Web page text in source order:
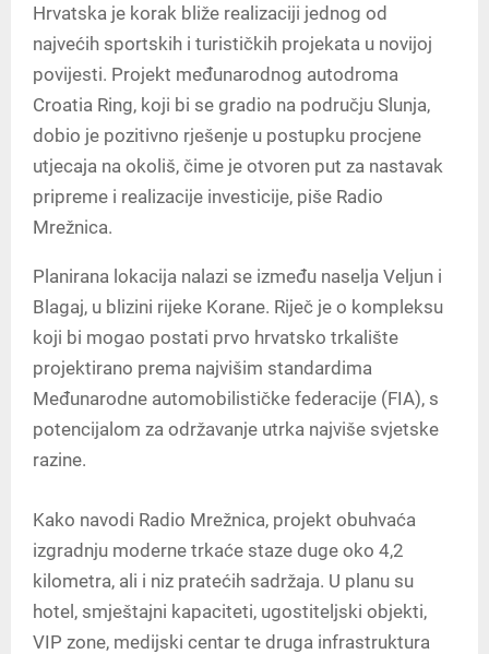
Hrvatska je korak bliže realizaciji jednog od
najvećih sportskih i turističkih projekata u novijoj
povijesti. Projekt međunarodnog autodroma
Croatia Ring, koji bi se gradio na području Slunja,
dobio je pozitivno rješenje u postupku procjene
utjecaja na okoliš, čime je otvoren put za nastavak
pripreme i realizacije investicije, piše Radio
Mrežnica.
Planirana lokacija nalazi se između naselja Veljun i
Blagaj, u blizini rijeke Korane. Riječ je o kompleksu
koji bi mogao postati prvo hrvatsko trkalište
projektirano prema najvišim standardima
Međunarodne automobilističke federacije (FIA), s
potencijalom za održavanje utrka najviše svjetske
razine.
Kako navodi Radio Mrežnica, projekt obuhvaća
izgradnju moderne trkaće staze duge oko 4,2
kilometra, ali i niz pratećih sadržaja. U planu su
hotel, smještajni kapaciteti, ugostiteljski objekti,
VIP zone, medijski centar te druga infrastruktura